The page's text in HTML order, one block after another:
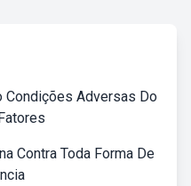
Condições Adversas Do
Contra Toda Forma De